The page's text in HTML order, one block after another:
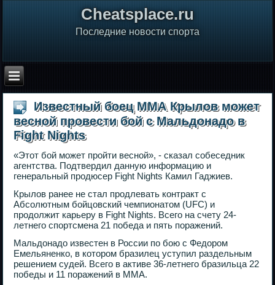
Сheatsplace.ru
Последние новости спорта
Известный боец ММА Крылов может
весной провести бой с Мальдонадо в
Fight Nights
«Этот бой может пройти весной», - сказал собеседник
агентства. Подтвердил данную информацию и
генеральный продюсер Fight Nights Камил Гаджиев.
Крылов ранее не стал продлевать контракт с
Абсолютным бойцовский чемпионатом (UFC) и
продолжит карьеру в Fight Nights. Всего на счету 24-
летнего спортсмена 21 победа и пять поражений.
Мальдонадо известен в России по бою с Федором
Емельяненко, в котором бразилец уступил раздельным
решением судей. Всего в активе 36-летнего бразильца 22
победы и 11 поражений в ММА.